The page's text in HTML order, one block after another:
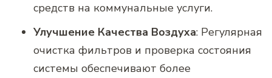
средств на коммунальные услуги.
Улучшение Качества Воздуха: Регулярная
очистка фильтров и проверка состояния
системы обеспечивают более